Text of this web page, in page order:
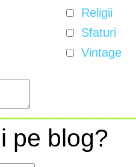
Religii
Sfaturi
Vintage
pe blog?